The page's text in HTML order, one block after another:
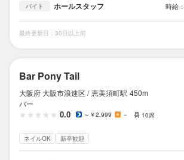
バイト ホールスタッフ 時給：
最終更新日：30日以上前
Bar Pony Tail
大阪府 大阪市浪速区 / 恵美須町駅 450m
バー
0.0 ～￥2,999 － 10席
ネイルOK 新卒歓迎